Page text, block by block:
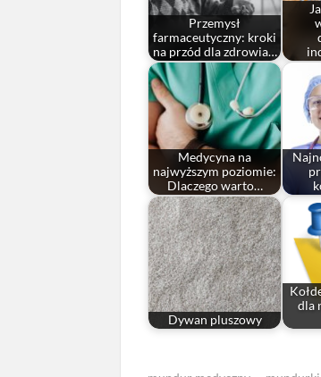
Przemysł
farmaceutyczny: kroki
na przód dla zdrowia…
Medycyna na
najwyższym poziomie:
Dlaczego warto…
Dywan pluszowy
dla